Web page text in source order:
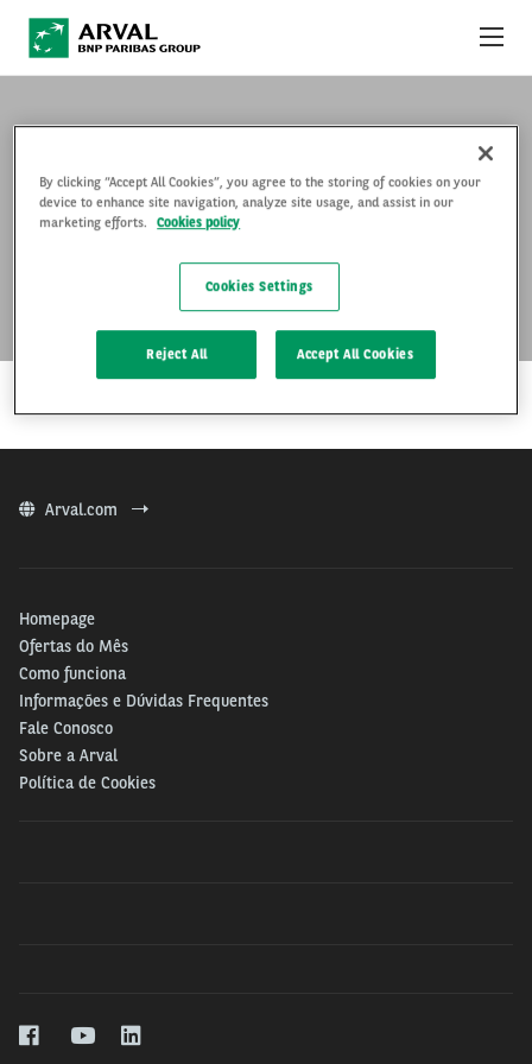
HB20 HATCHBACK
LEIA MAIS
Arval.com
Homepage
Ofertas do Mês
Como funciona
Informações e Dúvidas Frequentes
Fale Conosco
Sobre a Arval
Política de Cookies
OFERTAS DO MÊS
COMO FUNCIONA
By clicking “Accept All Cookies”, you agree to the storing of cookies on your
device to enhance site navigation, analyze site usage, and assist in our
marketing efforts.
Cookies policy
Cookies Settings
Reject All Accept All Cookies